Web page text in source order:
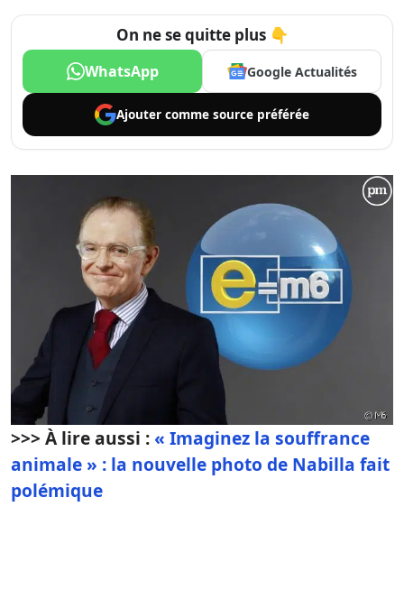
On ne se quitte plus 👇
WhatsApp Google Actualités
Ajouter comme source préférée
>>> À lire aussi :« Imaginez la souffrance
animale » : la nouvelle photo de Nabilla fait
polémique